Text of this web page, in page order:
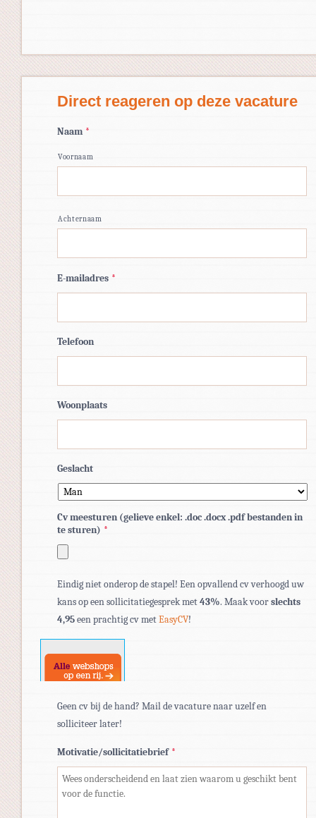
Direct reageren op deze vacature
Naam *
Voornaam
Achternaam
E-mailadres *
Telefoon
Woonplaats
Geslacht
Cv meesturen (gelieve enkel: .doc .docx .pdf bestanden in
te sturen) *
bestandstypen:
pdf,
doc,
docx.
Eindig niet onderop de stapel! Een opvallend cv verhoogd uw
kans op een sollicitatiegesprek met43%. Maak voorslechts
4,95een prachtig cv metEasyCV!
Geen cv bij de hand? Mail de vacature naar uzelf en
solliciteer later!
Motivatie/sollicitatiebrief *